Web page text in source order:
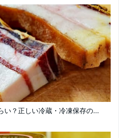
い？正しい冷蔵・冷凍保存の...